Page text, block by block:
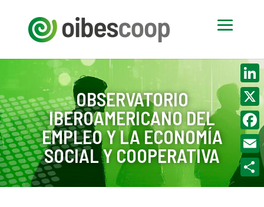
OBSERVATORIO
IBEROAMERICANO DEL
EMPLEO Y LA ECONOMÍA
SOCIAL Y COOPERATIVA
X
Email